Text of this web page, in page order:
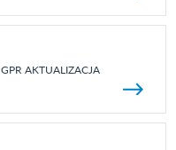
GPR AKTUALIZACJA